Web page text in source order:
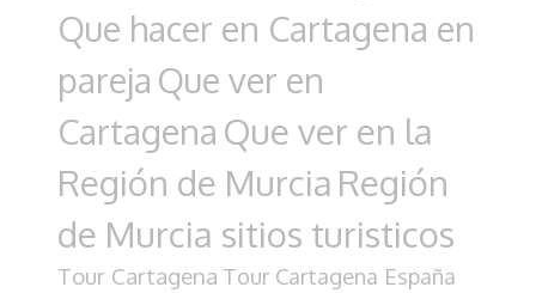
Que hacer en Cartagena en
pareja Que ver en
Cartagena Que ver en la
Región de Murcia Región
de Murcia sitios turisticos
Tour Cartagena Tour Cartagena España